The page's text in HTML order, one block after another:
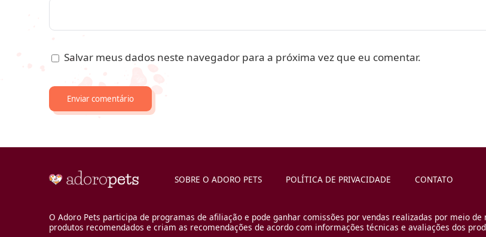
Salvar meus dados neste navegador para a próxima vez que eu comentar.
SOBRE O ADORO PETS POLÍTICA DE PRIVACIDADE CONTATO
O Adoro Pets participa de programas de afiliação e pode ganhar comissões por vendas realizadas por meio
produtos recomendados e criam as recomendações de acordo com informações técnicas e avaliações dos